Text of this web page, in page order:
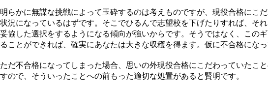
明らかに無謀な挑戦によって玉砕するのは考えものですが、現役合格にこ
状況になっているはずです。そこでひるんで志望校を下げたりすれば、そ
妥協した選択をするようになる傾向が強いからです。そうではなく、この
ることができれば、確実にあなたは大きな収穫を得ます。仮に不合格になっ
ただ不合格になってしまった場合、思いの外現役合格にこだわっていたこ
すので、そういったことへの前もった適切な処置があると賢明です。